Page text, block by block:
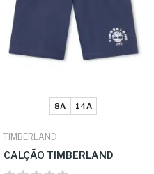
8A 14A
TIMBERLAND
CALÇÃO TIMBERLAND